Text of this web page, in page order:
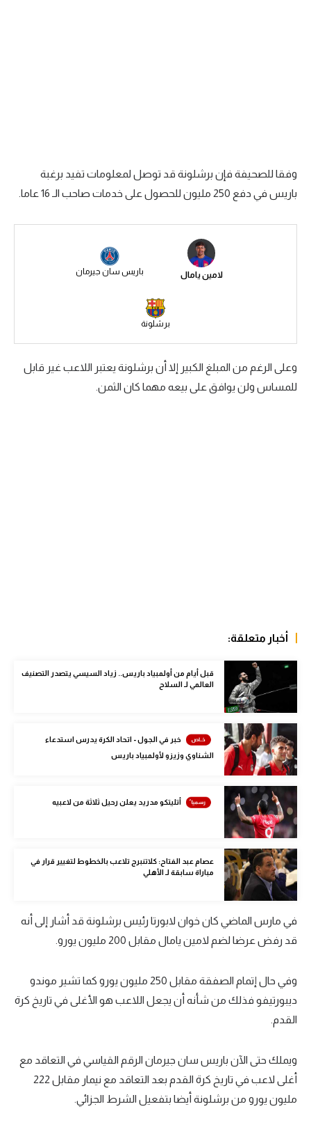
سعودي في الجول
الدوري الإنجليزي
أمم إفريقيا
كرة السلة الأمريكية
كرة سلة
أقسام خاصة
Gamers
ميركاتو
تحقيق في الجول
تقرير في الجول
تحليل في الجول
حكايات في الجول
كويز في الجول
فيديو في الجول
وفقا للصحيفة فإن برشلونة قد توصل لمعلومات تفيد برغبة
باريس في دفع 250 مليون للحصول على خدمات صاحب الـ 16 عاما.
لامين يامال باريس سان جيرمان
برشلونة
وعلى الرغم من المبلغ الكبير إلا أن برشلونة يعتبر اللاعب غير قابل
للمساس ولن يوافق على بيعه مهما كان الثمن.
أخبار متعلقة:
قبل أيام من أولمبياد باريس.. زياد السيسي يتصدر التصنيف
العالمي لـ السلاح
خبر في الجول - اتحاد الكرة يدرس استدعاء
الشناوي وزيزو لأولمبياد باريس
أتليتكو مدريد يعلن رحيل ثلاثة من لاعبيه
عصام عبد الفتاح: كلاتنبرج تلاعب بالخطوط لتغيير قرار في
مباراة سابقة لـ الأهلي
في مارس الماضي كان خوان لابورتا رئيس برشلونة قد أشار إلى أنه
قد رفض عرضا لضم لامين يامال مقابل 200 مليون يورو.
وفي حال إتمام الصفقة مقابل 250 مليون يورو كما تشير موندو
ديبورتيفو فذلك من شأنه أن يجعل اللاعب هو الأغلى في تاريخ كرة
القدم.
ويملك حتى الآن باريس سان جيرمان الرقم القياسي في التعاقد مع
أغلى لاعب في تاريخ كرة القدم بعد التعاقد مع نيمار مقابل 222
مليون يورو من برشلونة أيضا بتفعيل الشرط الجزائي.